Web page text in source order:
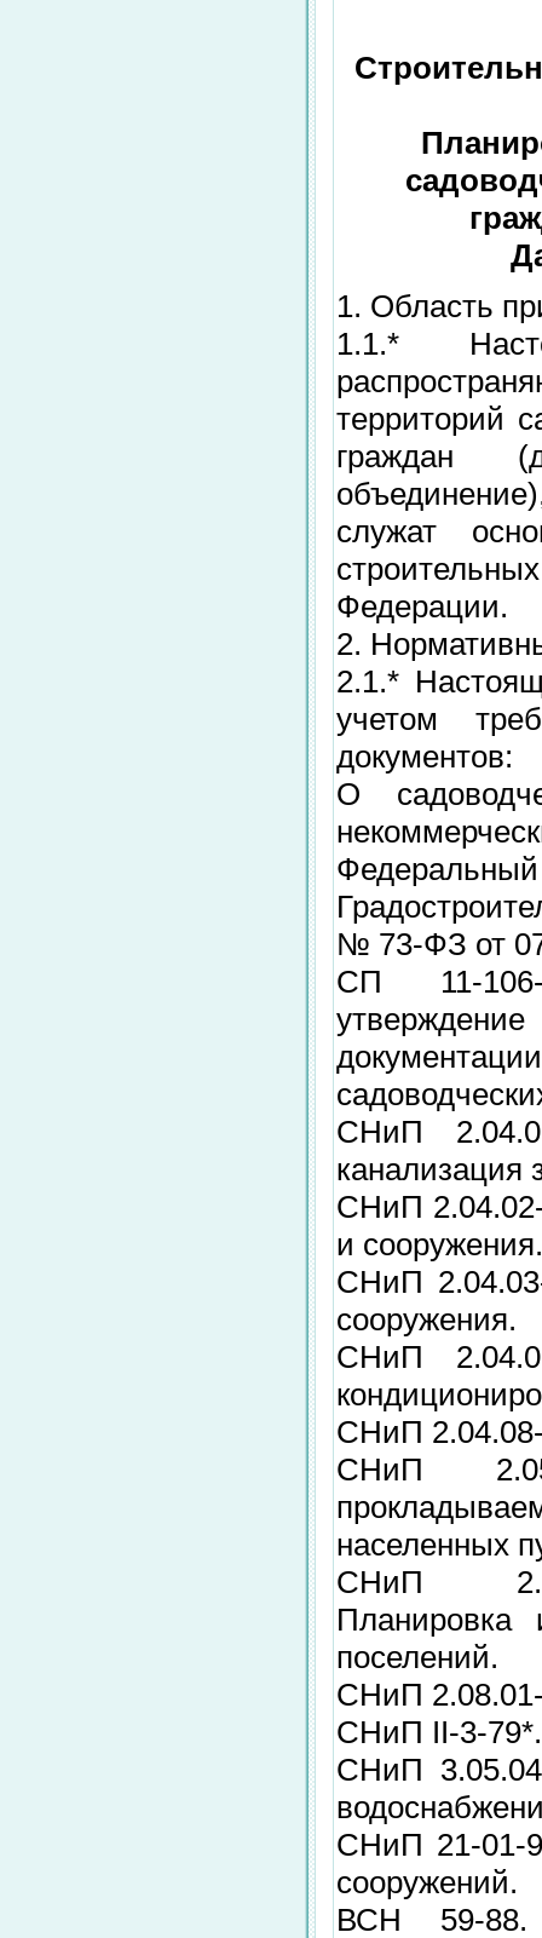
1. Область
1.1.*
территорий
граждан
служат
Федерации.
2.
2.1.*
учетом
документов:
О
Федеральный
№ 73-ФЗ от
СП 11-106-
СНиП
канализация
СНиП
и сооружения.
СНиП
сооружения.
СНиП
СНиП
СНиП
населенных
СНиП
Планировка
поселений.
СНиП
СНиП II-3-79*.
СНиП
СНиП 21-01-
сооружений.
ВСН 59-88.